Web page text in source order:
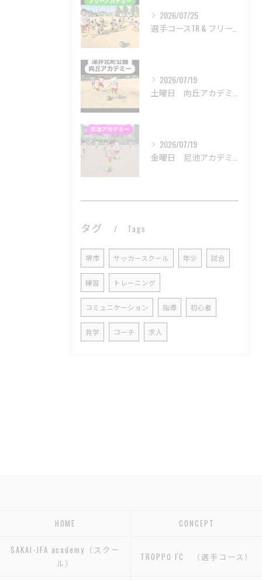
2026/07/25
選手コースTR & フリーアカデミー
2026/07/19
土曜日 向丘アカデミー
2026/07/19
金曜日 尼池アカデミー
タグ Tags
堺市 サッカースクール 年少 試合
練習 トレーニング
コミュニケーション 指導 初心者
見学 コーチ 求人
HOME CONCEPT
SAKAI-JFA academy（スクー
ル）
TROPPO FC （選手コース）